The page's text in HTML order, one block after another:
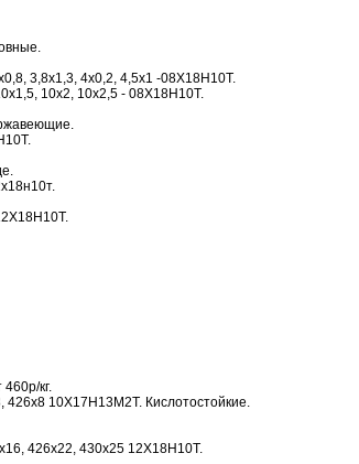
3,8х1,3, 4х0,2, 4,5х1 -08Х18Н10Т.
10х2, 10х2,5 - 08Х18Н10Т.
кг.
10Х17Н13М2Т. Кислотостойкие.
426х22, 430х25 12Х18Н10Т.